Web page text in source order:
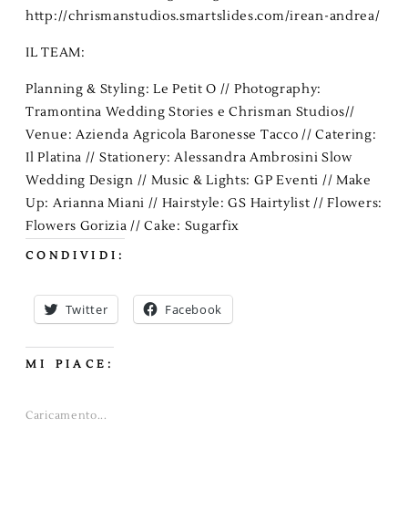
http://chrismanstudios.smartslides.com/irean-andrea/
IL TEAM:
Planning & Styling: Le Petit O // Photography:
Tramontina Wedding Stories eChrisman Studios//
Venue: Azienda Agricola Baronesse Tacco // Catering:
Il Platina // Stationery:Alessandra Ambrosini Slow
Wedding Design // Music & Lights: GP Eventi // Make
Up: Arianna Miani // Hairstyle:GS Hairtylist// Flowers:
Flowers Gorizia // Cake: Sugarfix
CONDIVIDI:
Twitter Facebook
MI PIACE:
Caricamento...